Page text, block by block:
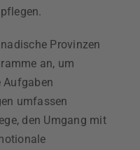
Provinzen
an, um
Aufgaben
umfassen
den Umgang mit